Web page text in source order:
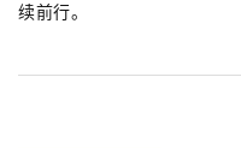
续前行。